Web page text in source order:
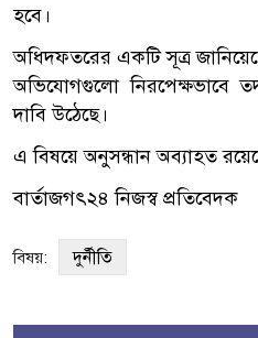
হবে।
অধিদফতরের একটি সূত্র
অভিযোগগুলো নিরপেক্ষভাবে
দাবি উঠেছে।
এ বিষয়ে অনুসন্ধান অব্যাহত
বার্তাজগৎ২৪ নিজস্ব প্রতিবেদক
বিষয়: দুর্নীতি